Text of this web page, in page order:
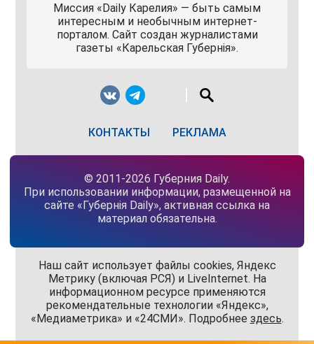
Миссия «Daily Карелия» — быть самым
интересным и необычным интернет-
порталом. Сайт создан журналистами
газеты «Карельская Губернiя».
КОНТАКТЫ РЕКЛАМА
© 2011-2026 Губерния Daily.
При использовании информации, размещенной на
сайте «Губернiя Daily», активная ссылка на
материал обязательна.
Наш сайт использует файлы cookies, Яндекс
Метрику (включая РСЯ) и LiveInternet. На
информационном ресурсе применяются
рекомендательные технологии «Яндекс»,
«Медиаметрика» и «24СМИ». Подробнее здесь.